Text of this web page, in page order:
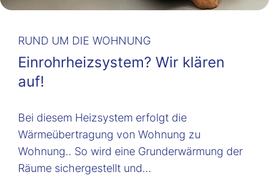
RUND UM DIE WOHNUNG
Einrohrheizsystem? Wir klären
auf!
Bei diesem Heizsystem erfolgt die
Wärmeübertragung von Wohnung zu
Wohnung.. So wird eine Grunderwärmung der
Räume sichergestellt und…